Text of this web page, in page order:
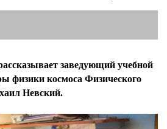
заведующий учебной
физики космоса Физического
Невский.